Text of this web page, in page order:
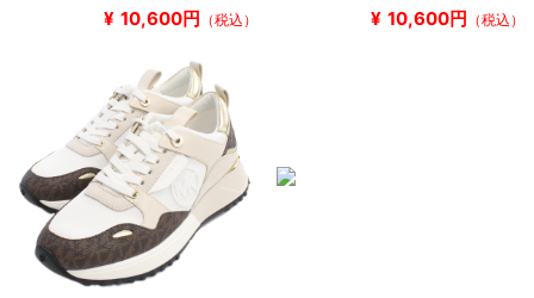
¥ 10,600円 （税込） ¥ 10,600円 （税込）